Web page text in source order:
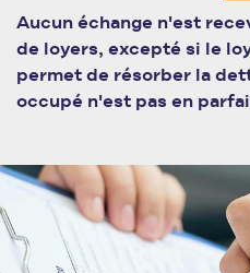
Aucun échange n'est
de loyers, excepté si le
permet de résorber la
occupé n'est pas en